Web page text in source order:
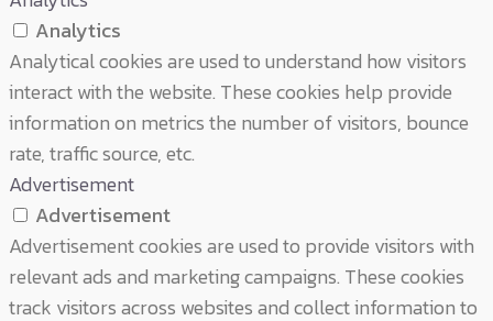
Analytics
Analytical cookies are used to understand how visitors
interact with the website. These cookies help provide
information on metrics the number of visitors, bounce
rate, traffic source, etc.
Advertisement
Advertisement
Advertisement cookies are used to provide visitors with
relevant ads and marketing campaigns. These cookies
track visitors across websites and collect information to